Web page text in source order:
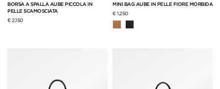
BORSA A SPALLA AUBE PICCOLA IN
PELLE SCAMOSCIATA
€ 2,150
MINI BAG AUBE IN PELLE FIORE MORBIDA
€ 1,250